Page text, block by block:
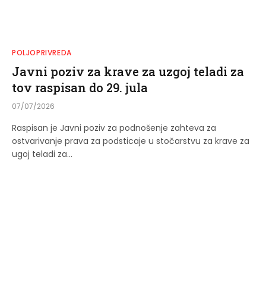
POLJOPRIVREDA
Javni poziv za krave za uzgoj teladi za
tov raspisan do 29. jula
07/07/2026
Raspisan je Javni poziv za podnošenje zahteva za
ostvarivanje prava za podsticaje u stočarstvu za krave za
ugoj teladi za…